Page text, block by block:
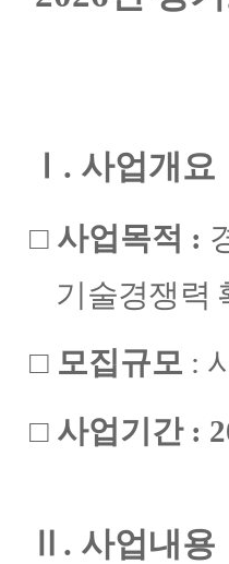
. 사업개요
□ 사업목적 :
기술경쟁력
□ 모집규모 :
□ 사업기간 :
. 사업내용